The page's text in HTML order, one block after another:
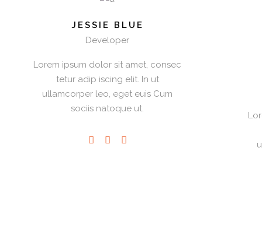
JESSIE BLUE
Developer
Lorem ipsum dolor sit amet, consec
tetur adip iscing elit. In ut
ullamcorper leo, eget euis Cum
sociis natoque ut.